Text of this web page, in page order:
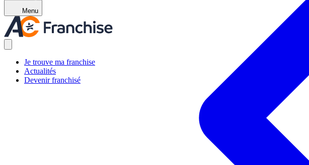
Menu
Je trouve ma franchise
Actualités
Devenir franchisé